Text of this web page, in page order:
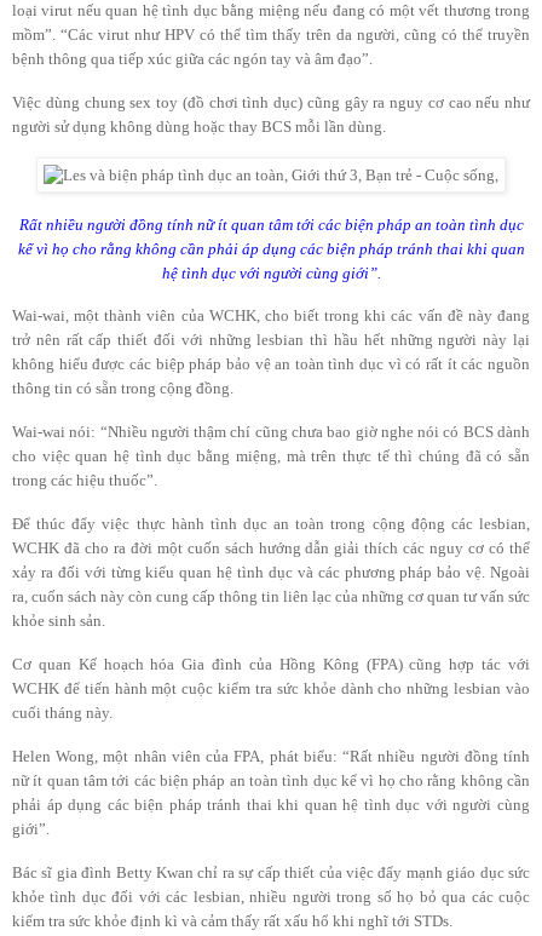
loại virut nếu quan hệ tình dục bằng miệng nếu đang có một vết thương trong
mồm”. “Các virut như HPV có thể tìm thấy trên da người, cũng có thể truyền
bệnh thông qua tiếp xúc giữa các ngón tay và âm đạo”.
Việc dùng chung sex toy (đồ chơi tình dục) cũng gây ra nguy cơ cao nếu như
người sử dụng không dùng hoặc thay BCS mỗi lần dùng.
Rất nhiều người đồng tính nữ ít quan tâm tới các biện pháp an toàn tình dục
kể vì họ cho rằng không cần phải áp dụng các biện pháp tránh thai khi quan
hệ tình dục với người cùng giới”.
Wai-wai, một thành viên của WCHK, cho biết trong khi các vấn đề này đang
trở nên rất cấp thiết đối với những lesbian thì hầu hết những người này lại
không hiểu được các biệp pháp bảo vệ an toàn tình dục vì có rất ít các nguồn
thông tin có sẵn trong cộng đồng.
Wai-wai nói: “Nhiều người thậm chí cũng chưa bao giờ nghe nói có BCS dành
cho việc quan hệ tình dục bằng miệng, mà trên thực tế thì chúng đã có sẵn
trong các hiệu thuốc”.
Để thúc đẩy việc thực hành tình dục an toàn trong cộng động các lesbian,
WCHK đã cho ra đời một cuốn sách hướng dẫn giải thích các nguy cơ có thể
xảy ra đối với từng kiểu quan hệ tình dục và các phương pháp bảo vệ. Ngoài
ra, cuốn sách này còn cung cấp thông tin liên lạc của những cơ quan tư vấn sức
khỏe sinh sản.
Cơ quan Kế hoạch hóa Gia đình của Hồng Kông (FPA) cũng hợp tác với
WCHK để tiến hành một cuộc kiểm tra sức khỏe dành cho những lesbian vào
cuối tháng này.
Helen Wong, một nhân viên của FPA, phát biểu: “Rất nhiều người đồng tính
nữ ít quan tâm tới các biện pháp an toàn tình dục kể vì họ cho rằng không cần
phải áp dụng các biện pháp tránh thai khi quan hệ tình dục với người cùng
giới”.
Bác sĩ gia đình Betty Kwan chỉ ra sự cấp thiết của việc đẩy mạnh giáo dục sức
khỏe tình dục đối với các lesbian, nhiều người trong số họ bỏ qua các cuộc
kiểm tra sức khỏe định kì và cảm thấy rất xấu hổ khi nghĩ tới STDs.